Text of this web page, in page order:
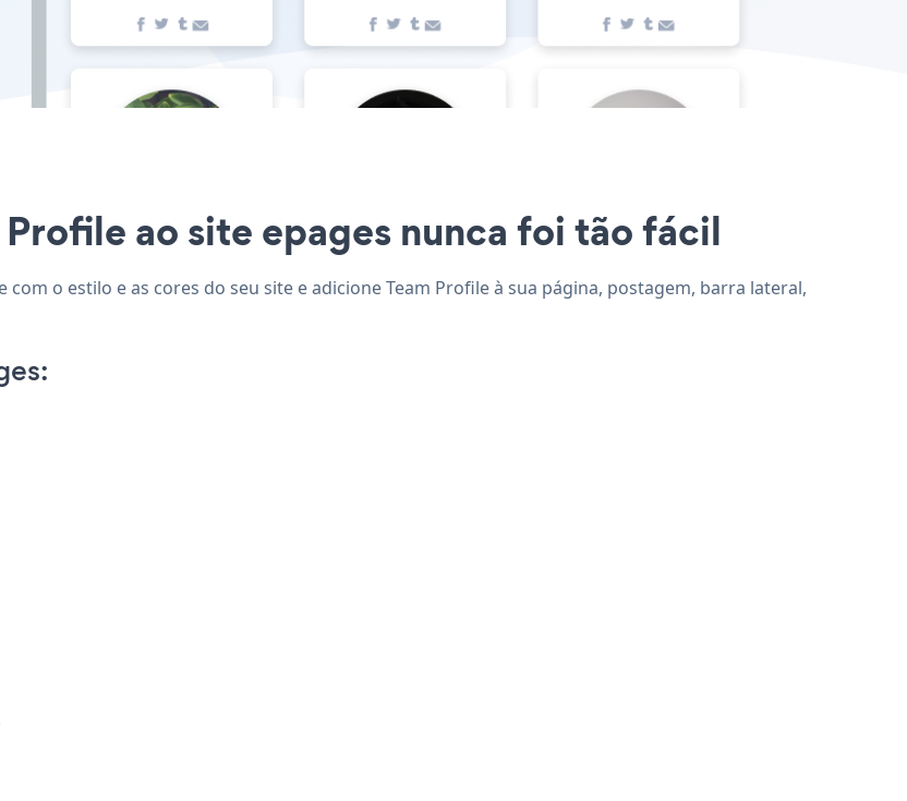
ao site epages nunca foi tão fácil
o estilo e as cores do seu site e adicione Team Profile à sua página, postagem, barra lateral,